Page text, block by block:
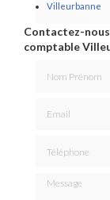
Villeurbanne
Contactez-
comptable
Message